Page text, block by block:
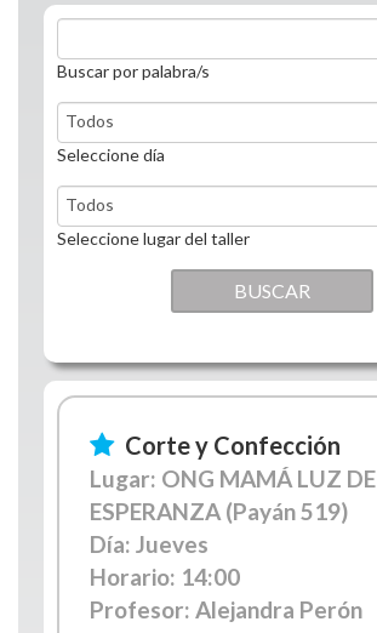
Buscar por palabra/s
Seleccione día
Seleccione lugar del taller
Corte y Confección
Lugar: ONG MAMÁ LUZ DE
ESPERANZA (Payán 519)
Día: Jueves
Horario: 14:00
Profesor: Alejandra Perón